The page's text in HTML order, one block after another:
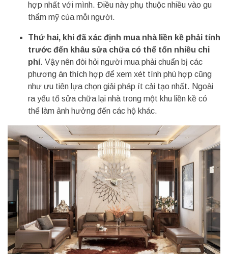
hợp nhất với mình. Điều này phụ thuộc nhiều vào gu
thẩm mỹ của mỗi người.
Thứ hai, khi đã xác định mua nhà liền kề phải tính
trước đến khâu sửa chữa có thể tốn nhiều chi
phí. Vậy nên đòi hỏi người mua phải chuẩn bị các
phương án thích hợp để xem xét tính phù hợp cũng
như ưu tiên lựa chọn giải pháp ít cải tạo nhất. Ngoài
ra yếu tố sửa chữa lại nhà trong một khu liền kề có
thể làm ảnh hưởng đến các hộ khác.